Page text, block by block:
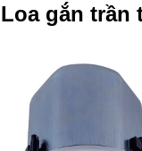
Loa gắn trần